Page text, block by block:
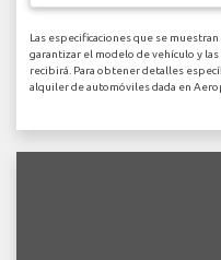
Las especificaciones que se
garantizar el modelo de vehículo y
recibirá. Para obtener detalles
alquiler de automóviles dada en